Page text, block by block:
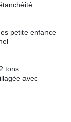
petite enfance
tons
avec